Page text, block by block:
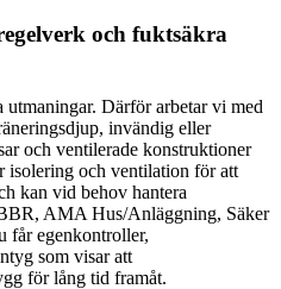
och fuktsäkra
Därför arbetar vi med
invändig eller
och ventilerade konstruktioner
isolering och ventilation för att
kan vid behov hantera
AMA Hus/Anläggning, Säker
får egenkontroller,
som visar att
för lång tid framåt.